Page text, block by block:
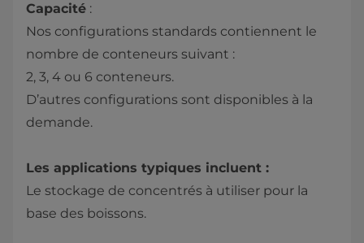
Capacité :
Nos configurations standards contiennent le
nombre de conteneurs suivant :
2, 3, 4 ou 6 conteneurs.​
D’autres configurations sont disponibles à la
demande.
Les applications typiques incluent :
Le stockage de concentrés à utiliser pour la
base des boissons.